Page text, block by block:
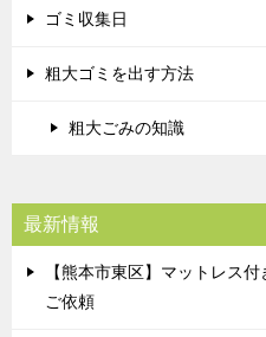
ゴミ収集日
粗大ゴミを出す方法
粗大ごみの知識
最新情報
【熊本市東区】マットレス
ご依頼